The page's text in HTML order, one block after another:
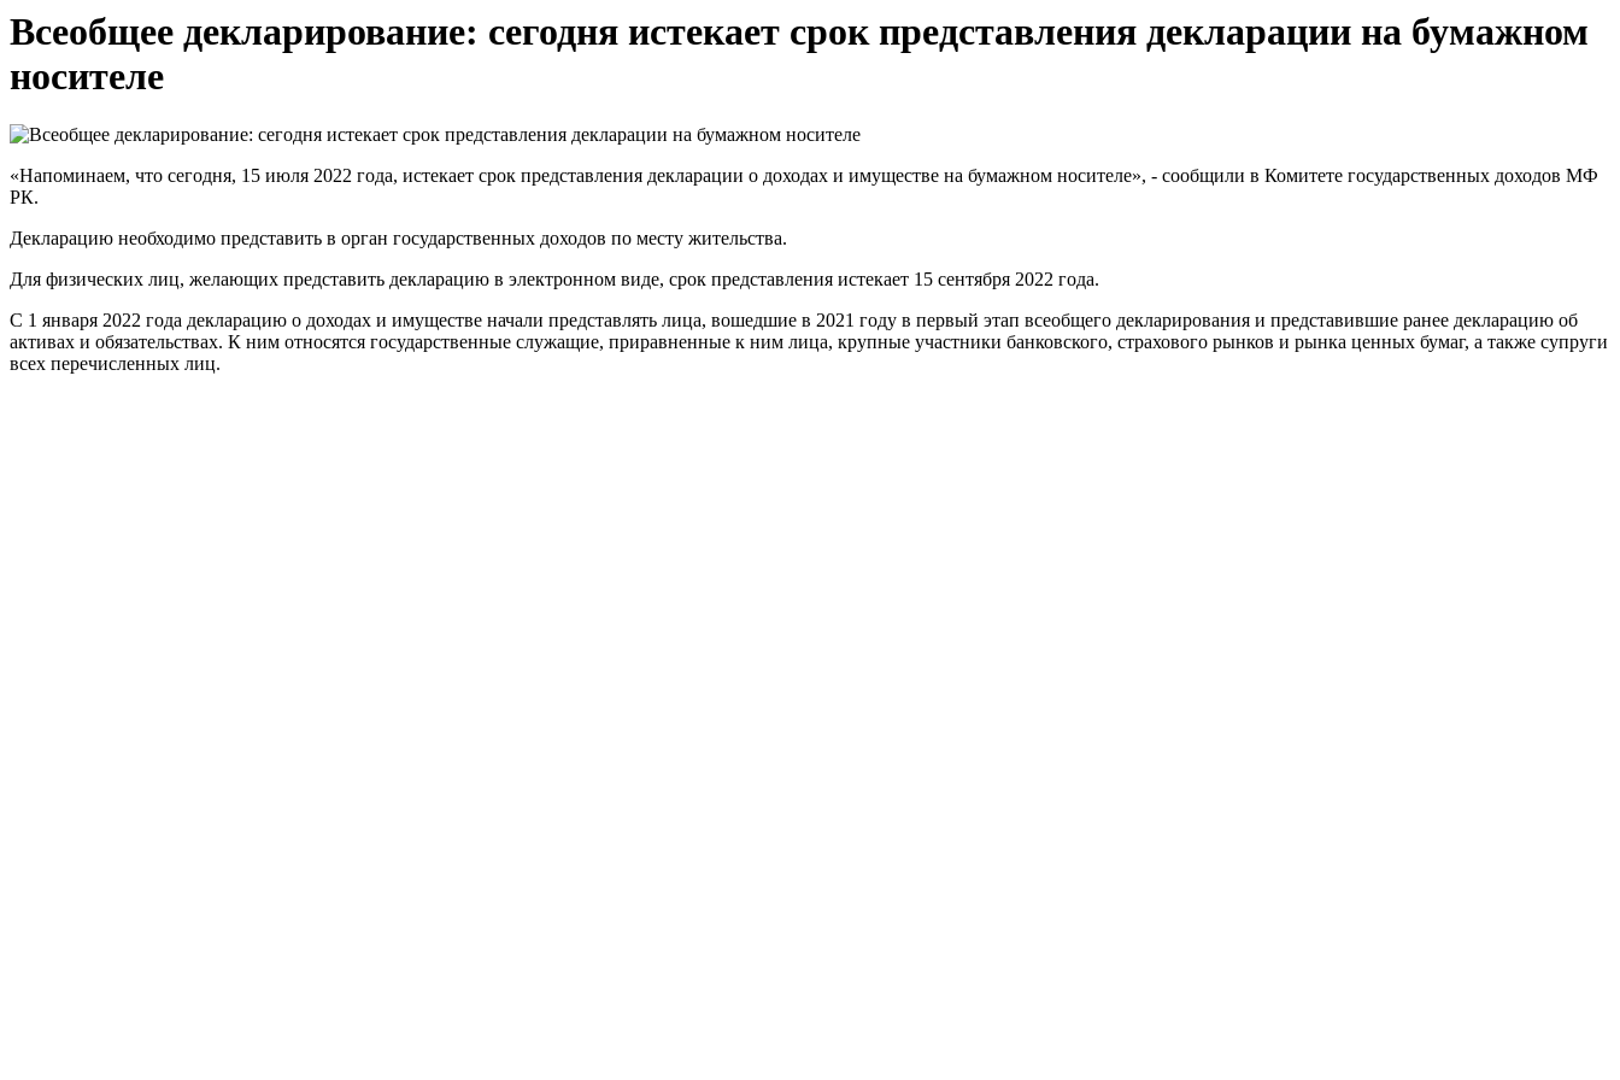
Всеобщее декларирование: сегодня истекает срок представления декларации на бумажном
носителе
«Напоминаем, что сегодня, 15 июля 2022 года, истекает срок представления декларации о доходах и имуществе на бумажном носителе», - сообщили в Комитете государственных доходов МФ
РК.
Декларацию необходимо представить в орган государственных доходов по месту жительства.
Для физических лиц, желающих представить декларацию в электронном виде, срок представления истекает 15 сентября 2022 года.
С 1 января 2022 года декларацию о доходах и имуществе начали представлять лица, вошедшие в 2021 году в первый этап всеобщего декларирования и представившие ранее декларацию об
активах и обязательствах. К ним относятся государственные служащие, приравненные к ним лица, крупные участники банковского, страхового рынков и рынка ценных бумаг, а также супруги
всех перечисленных лиц.